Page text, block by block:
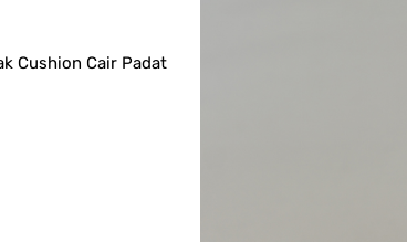
Cushion Cair Padat